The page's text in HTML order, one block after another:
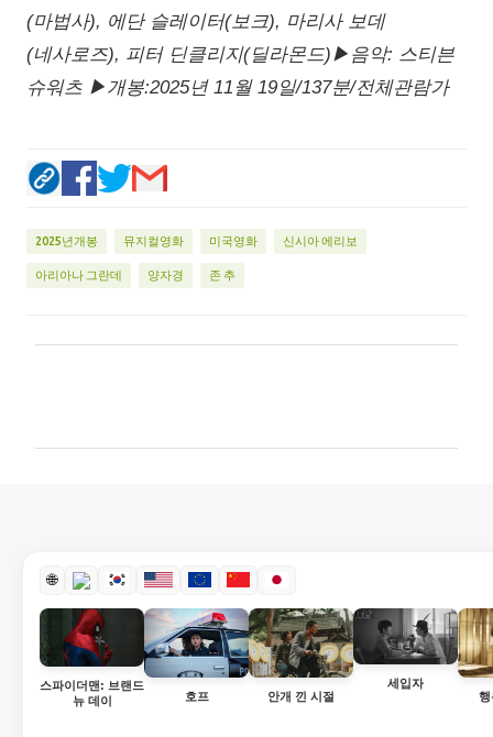
(마법사), 에단 슬레이터(보크), 마리사 보데
(네사로즈), 피터 딘클리지(딜라몬드)▶음악: 스티븐
슈워츠 ▶개봉:2025년 11월 19일/137분/전체관람가
2025년개봉 뮤지컬영화 미국영화 신시아 에리보
아리아나 그란데 양자경 존 추
🌐
스파이더맨: 브랜드
뉴 데이
호프 안개 낀 시절
세입자
행